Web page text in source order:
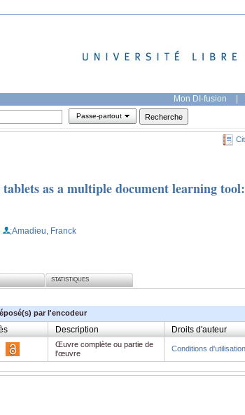
Mon DI-fusion |
Passe-partout
as a multiple document learning
;Amadieu, Franck
STATISTIQUES
par l'encodeur
Description Droits d'auteur
Œuvre complète ou partie de
l'œuvre
Conditions d'utilisation